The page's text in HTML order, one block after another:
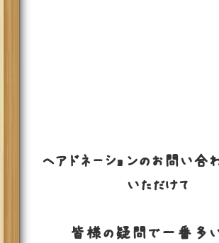
ヘアドネーションのお問い合
いただけて
皆様の疑問で一番多